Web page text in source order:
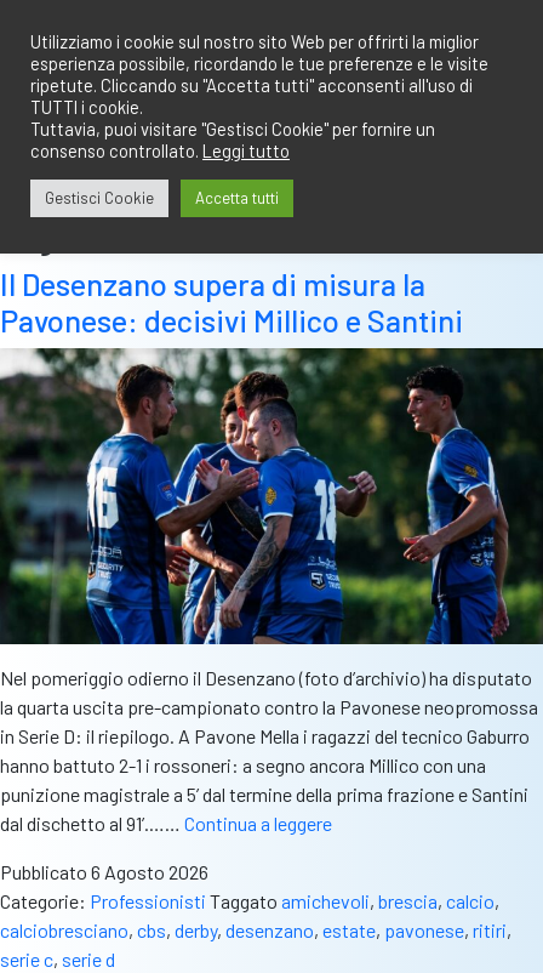
contenuto
Il Desenzano supera di misura la
Pavonese: decisivi Millico e Santini
Nel pomeriggio odierno il Desenzano (foto d’archivio) ha disputato
la quarta uscita pre-campionato contro la Pavonese neopromossa
in Serie D: il riepilogo. A Pavone Mella i ragazzi del tecnico Gaburro
hanno battuto 2-1 i rossoneri: a segno ancora Millico con una
punizione magistrale a 5’ dal termine della prima frazione e Santini
dal dischetto al 91’.…… Continua a leggereIl
di
misura
Pubblicato 6 Agosto 2026
Categorie: Professionisti Taggato amichevoli, brescia, calcio,
calciobresciano, cbs, derby, desenzano, estate, pavonese, ritiri,
serie c, serie d
Utilizziamo i cookie sul nostro sito Web per offrirti la miglior
esperienza possibile, ricordando le tue preferenze e le visite
ripetute. Cliccando su "Accetta tutti" acconsenti all'uso di
TUTTI i cookie.
Tuttavia, puoi visitare "Gestisci Cookie" per fornire un
consenso controllato. Leggi tutto
Gestisci Cookie Accetta tutti